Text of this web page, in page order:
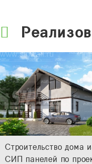
Строительство дома
СИП панелей по